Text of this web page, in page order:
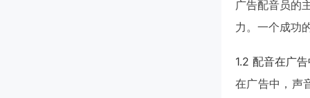
广告配音员的
力。一个成功
1.2 配音在广
在广告中，声